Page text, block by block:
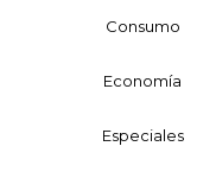
Consumo
Economía
Especiales